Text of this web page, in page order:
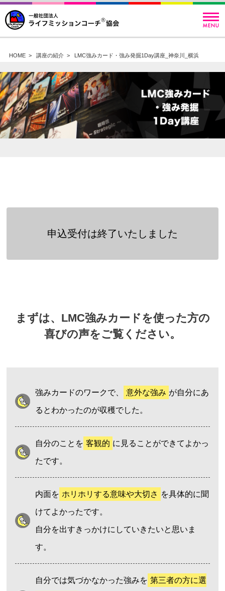
HOME> 講座の紹介> LMC強みカード・強み発掘1Day講座_神奈川_横浜
申込受付は終了いたしました
まずは、LMC強みカードを使った方の
喜びの声をご覧ください。
強みカードのワークで、 意外な強み が自分にあ
るとわかったのが収穫でした。
自分のことを 客観的 に見ることができてよかっ
たです。
内面を ホリホリする意味や大切さ を具体的に聞
けてよかったです。
自分を出すきっかけにしていきたいと思いま
す。
自分では気づかなかった強みを 第三者の方に選